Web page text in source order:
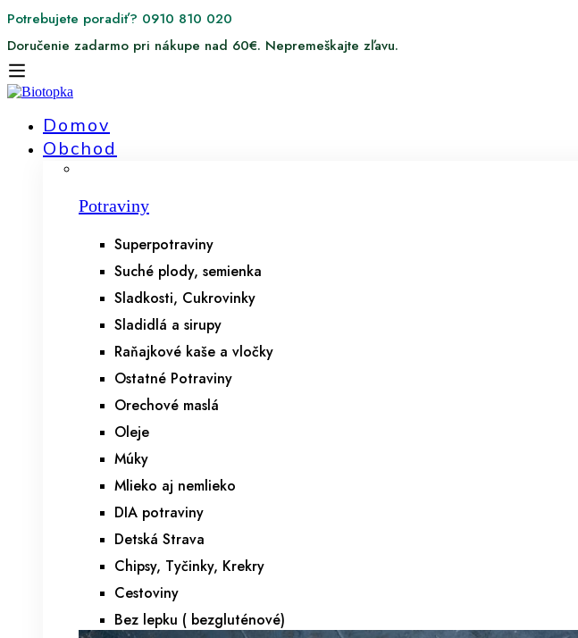
Potrebujete poradiť? 0910 810 020
Doručenie zadarmo pri nákupe nad 60€. Nepremeškajte zľavu.
Domov
Obchod
Potraviny
Superpotraviny
Suché plody, semienka
Sladkosti, Cukrovinky
Sladidlá a sirupy
Raňajkové kaše a vločky
Ostatné Potraviny
Orechové maslá
Oleje
Múky
Mlieko aj nemlieko
DIA potraviny
Detská Strava
Chipsy, Tyčinky, Krekry
Cestoviny
Bez lepku ( bezgluténové)